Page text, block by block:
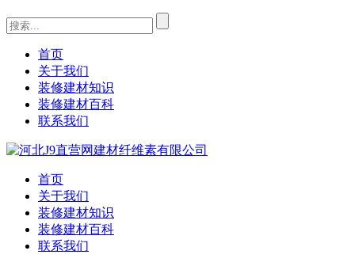
首页
关于我们
装修建材知识
装修建材百科
联系我们
首页
关于我们
装修建材知识
装修建材百科
联系我们